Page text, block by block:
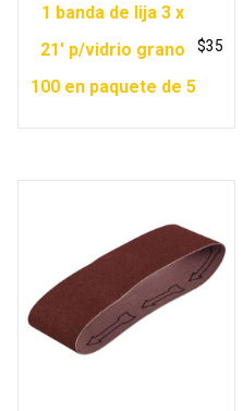
1 banda de lija 3 x
21′ p/vidrio grano
100 en paquete de 5
$35